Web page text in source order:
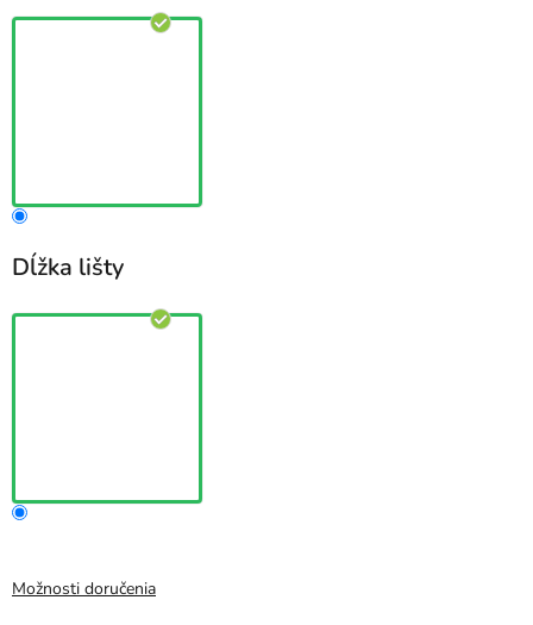
Dĺžka lišty
Možnosti doručenia